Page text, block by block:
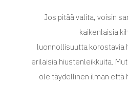
Jos pitää valita, voisin
kaikenlaisia
luonnollisuutta korostavia
erilaisia hiustenleikkuita.
ole täydellinen ilman että